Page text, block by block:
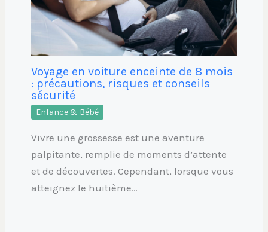
Voyage en voiture enceinte de 8 mois
: précautions, risques et conseils
sécurité
Enfance & Bébé
Vivre une grossesse est une aventure
palpitante, remplie de moments d’attente
et de découvertes. Cependant, lorsque vous
atteignez le huitième…